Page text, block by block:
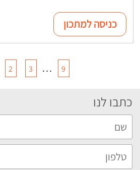
כניסה למתכון
2 3 … 9
כתבו לנו